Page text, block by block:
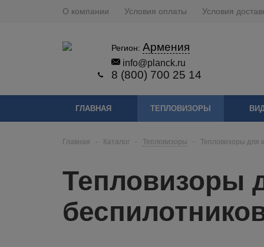
О компании Условия оплаты Условия
Регион: Армения
info@planck.ru
8 (800) 700 25 14
ГЛАВНАЯ ТЕПЛОВИЗОРЫ
Главная - Каталог - Тепловизоры - Тепловизоры для
Тепловизоры